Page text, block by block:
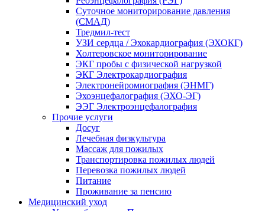
Суточное мониторирование давления
(СМАД)
Тредмил-тест
УЗИ сердца / Эхокардиография (ЭХОКГ)
Холтеровское мониторирование
ЭКГ пробы с физической нагрузкой
ЭКГ Электрокардиография
Электронейромиография (ЭНМГ)
Эхоэнцефалография (ЭХО-ЭГ)
ЭЭГ Электроэнцефалография
Прочие услуги
Досуг
Лечебная физкультура
Массаж для пожилых
Транспортировка пожилых людей
Перевозка пожилых людей
Питание
Проживание за пенсию
Медицинский уход